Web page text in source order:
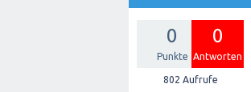
0
Punkte
0
Antworten
802 Aufrufe